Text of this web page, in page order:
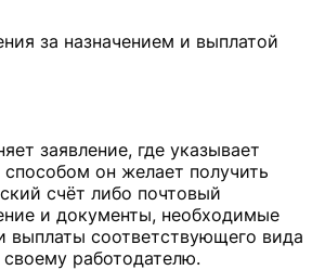
за назначением и выплатой
заявление, где указывает
он желает получить
счёт либо почтовый
и документы, необходимые
выплаты соответствующего вида
работодателю.